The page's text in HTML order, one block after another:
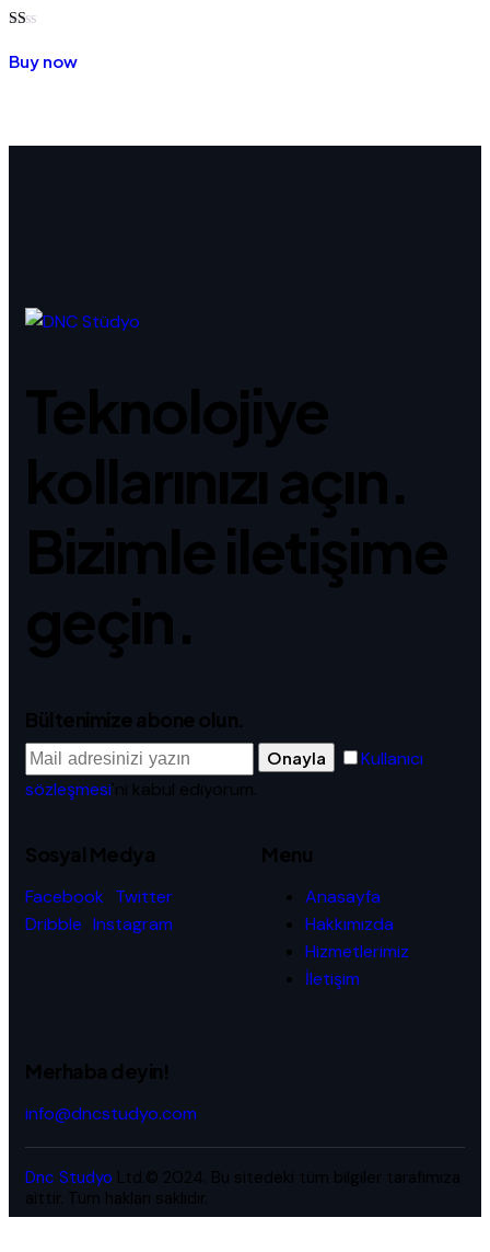
1.00
out
Buy now
Teknolojiye
kollarınızı açın.
Bizimle iletişime
geçin.
Bültenimize abone olun.
Onayla
Kullanıcı
sözleşmesi'ni kabul ediyorum.
Sosyal Medya
Facebook Twitter
Dribble Instagram
Menu
Anasayfa
Hakkımızda
Hizmetlerimiz
İletişim
Merhaba deyin!
info@dncstudyo.com
Dnc Studyo Ltd.© 2024. Bu sitedeki tüm bilgiler tarafımıza
aittir. Tüm hakları saklıdır.